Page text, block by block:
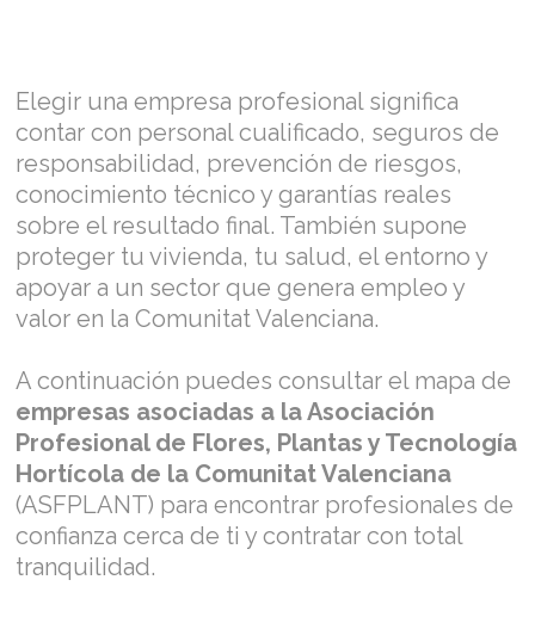
Elegir una empresa profesional significa
contar con personal cualificado, seguros de
responsabilidad, prevención de riesgos,
conocimiento técnico y garantías reales
sobre el resultado final. También supone
proteger tu vivienda, tu salud, el entorno y
apoyar a un sector que genera empleo y
valor en la Comunitat Valenciana.
A continuación puedes consultar el mapa de
empresas asociadas a la Asociación
Profesional de Flores, Plantas y Tecnología
Hortícola de la Comunitat Valenciana
(ASFPLANT) para encontrar profesionales de
confianza cerca de ti y contratar con total
tranquilidad.